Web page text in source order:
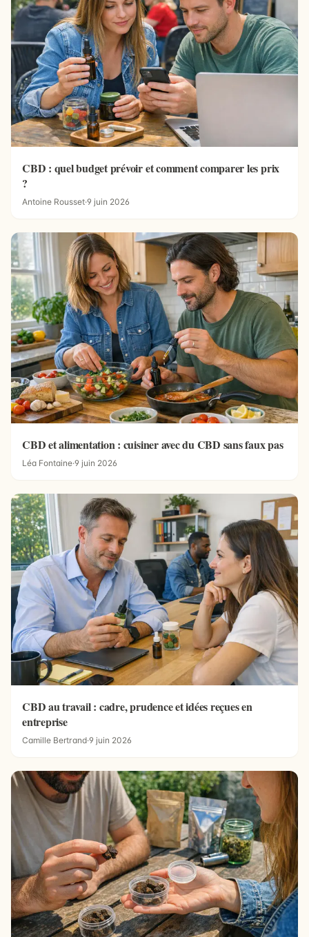
CBD : quel budget prévoir et comment comparer les prix
?
Antoine Rousset·9 juin 2026
CBD et alimentation : cuisiner avec du CBD sans faux pas
Léa Fontaine·9 juin 2026
CBD au travail : cadre, prudence et idées reçues en
entreprise
Camille Bertrand·9 juin 2026